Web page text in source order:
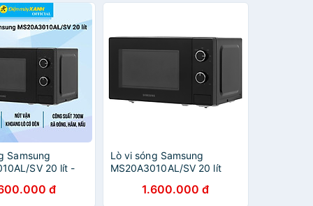
Samsung
SV 20 lít -
đ
Lò vi sóng Samsung
MS20A3010AL/SV 20 lít
1.600.000 đ